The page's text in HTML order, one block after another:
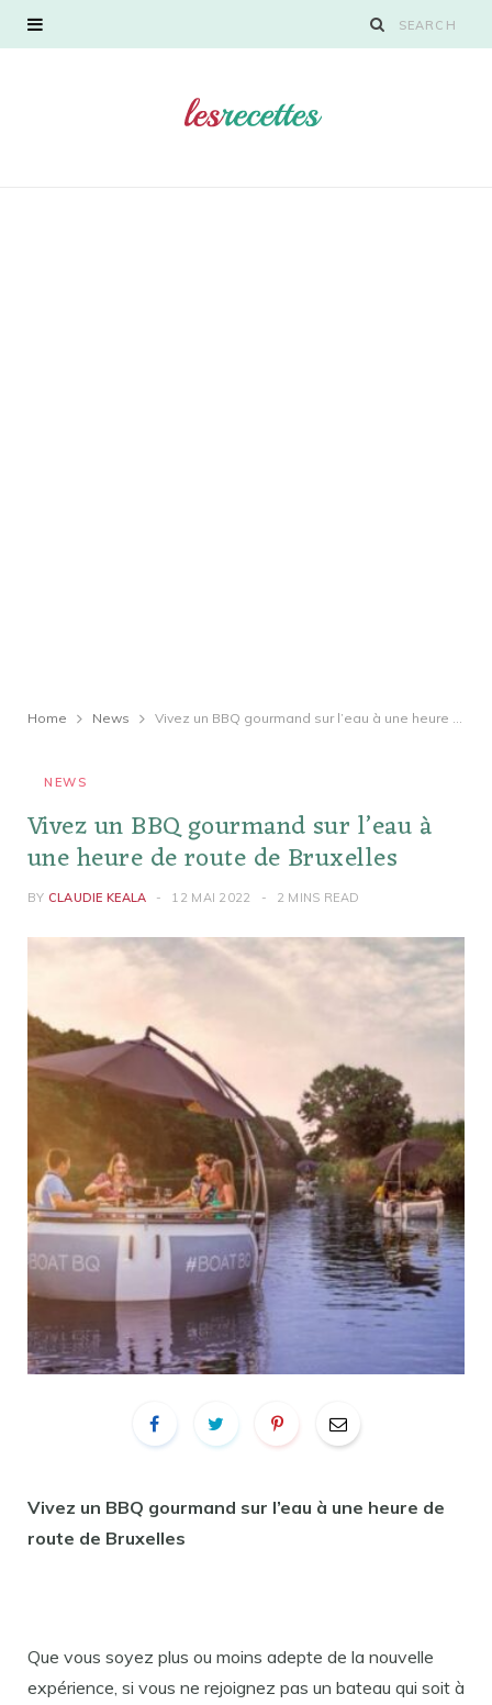
Home News Vivez un BBQ gourmand sur l’eau à une heure de route de Bruxelles
NEWS
Vivez un BBQ gourmand sur l’eau à
une heure de route de Bruxelles
BY CLAUDIE KEALA 12 MAI 2022 2 MINS READ
Vivez un BBQ gourmand sur l’eau à une heure de
route de Bruxelles
Que vous soyez plus ou moins adepte de la nouvelle
expérience, si vous ne rejoignez pas un bateau qui soit à